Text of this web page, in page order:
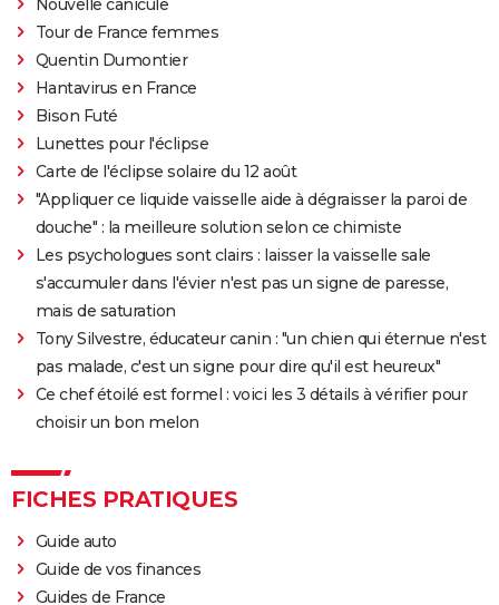
Destinations
City break
Voyage nature
Voyage de noces
Forum
Climat
PHOTO
GUIDES D'ACHAT
BONS PLANS
CARTE DE VOEUX
Carte de Noël
Carte Bonne année
Carte Saint-Valentin
Carte Pâques
Carte d'anniversaire
DICTIONNAIRE
Dictionnaire
Biographies
Citations
Expressions
Proverbes
PROGRAMME TV
S'inscrire
Se connecter
Lycées
Collèges
Primaires
Universités
Entreprises
Service militaire
Avis de recherche
AVIS DE DÉCÈS
FORUM
Bricolage
Lifestyle
Culture
Sport
Auto
Television
Voyage
Cinema
Nouvelle canicule
Tour de France femmes
Quentin Dumontier
Hantavirus en France
Bison Futé
Lunettes pour l'éclipse
Carte de l'éclipse solaire du 12 août
"Appliquer ce liquide vaisselle aide à dégraisser la paroi de
douche" : la meilleure solution selon ce chimiste
Les psychologues sont clairs : laisser la vaisselle sale
s'accumuler dans l'évier n'est pas un signe de paresse,
mais de saturation
Tony Silvestre, éducateur canin : "un chien qui éternue n'est
pas malade, c'est un signe pour dire qu'il est heureux"
Ce chef étoilé est formel : voici les 3 détails à vérifier pour
choisir un bon melon
FICHES PRATIQUES
Guide auto
Guide de vos finances
Guides de France